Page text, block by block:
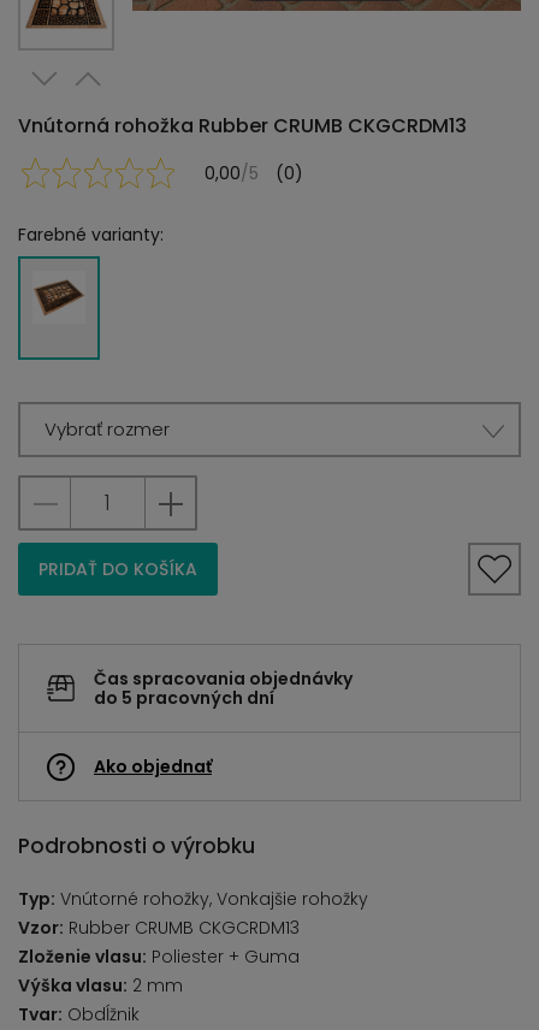
Vnútorná rohožka Rubber CRUMB CKGCRDM13
0,00/5 (0)
Farebné varianty:
Vybrať rozmer
PRIDAŤ DO KOŠÍKA
Čas spracovania objednávky
do 5 pracovných dní
Ako objednať
Podrobnosti o výrobku
Typ: Vnútorné rohožky, Vonkajšie rohožky
Vzor: Rubber CRUMB CKGCRDM13
Zloženie vlasu: Poliester + Guma
Výška vlasu: 2 mm
Tvar: Obdĺžnik